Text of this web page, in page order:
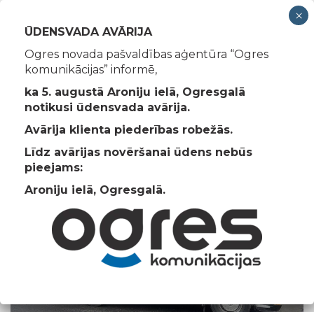
Toggle
Asenizācijas pakalpojums
Asenizācijas pakalpojums
ŪDENSVADA AVĀRIJA
Ogres novada pašvaldības aģentūra “Ogres
komunikācijas” informē,
ka 5. augustā Aroniju ielā, Ogresgalā
notikusi ūdensvada avārija.
Avārija klienta piederības robežās.
Līdz avārijas novēršanai ūdens nebūs
pieejams:
Aroniju ielā, Ogresgalā.